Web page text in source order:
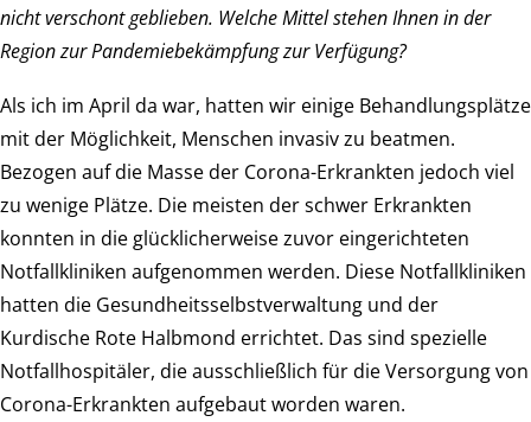
nicht verschont geblieben. Welche Mittel stehen Ihnen in der
Region zur Pandemiebekämpfung zur Verfügung?
Als ich im April da war, hatten wir einige Behandlungsplätze
mit der Möglichkeit, Menschen invasiv zu beatmen.
Bezogen auf die Masse der Corona-Erkrankten jedoch viel
zu wenige Plätze. Die meisten der schwer Erkrankten
konnten in die glücklicherweise zuvor eingerichteten
Notfallkliniken aufgenommen werden. Diese Notfallkliniken
hatten die Gesundheitsselbstverwaltung und der
Kurdische Rote Halbmond errichtet. Das sind spezielle
Notfallhospitäler, die ausschließlich für die Versorgung von
Corona-Erkrankten aufgebaut worden waren.